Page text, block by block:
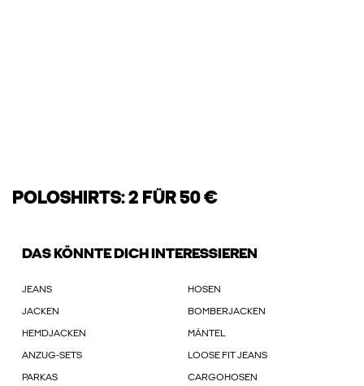
POLOSHIRTS: 2 FÜR 50 €
DAS KÖNNTE DICH INTERESSIEREN
JEANS HOSEN
JACKEN BOMBERJACKEN
HEMDJACKEN MÄNTEL
ANZUG-SETS LOOSE FIT JEANS
PARKAS CARGOHOSEN